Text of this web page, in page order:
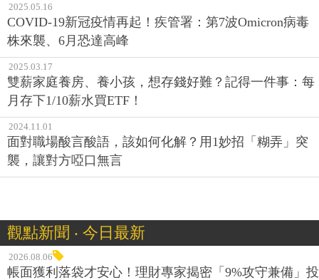
2025.05.16
COVID-19新冠疫情再起！疾管署：第7波Omicron病毒
株來襲、6月恐達高峰
2025.03.17
雙薪家庭養房、養小孩，想存錢好難？記得一件事：每
月存下1/10薪水買ETF！
2024.11.01
面對職場酸言酸語，該如何化解？用1妙招「糊弄」突
襲，讓對方啞口無言
觀點新聞 ‧ 今日最新
2026.08.06
帳面獲利落袋才安心！理財專家揭密「9%攻守兼備」投